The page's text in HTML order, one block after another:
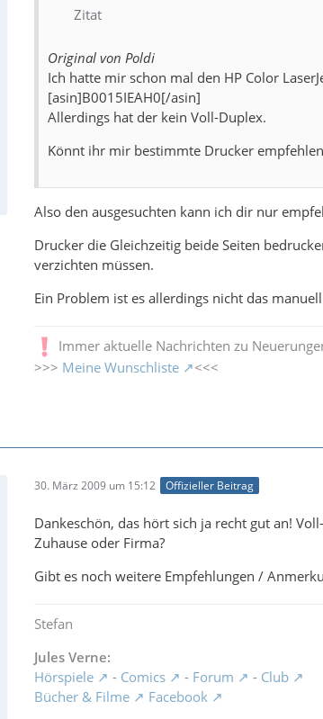
Zitat
Original von Poldi
Ich hatte mir schon mal den HP Color
[asin]B0015IEAH0[/asin]
Allerdings hat der kein Voll-Duplex.
Könnt ihr mir bestimmte Drucker
Also den ausgesuchten kann ich dir nur
Drucker die Gleichzeitig beide Seiten
verzichten müssen.
Ein Problem ist es allerdings nicht das
Immer aktuelle Nachrichten zu
>>> Meine Wunschliste <<<
30. März 2009 um 15:12 Offizieller Beitrag
Dankeschön, das hört sich ja recht gut an!
Zuhause oder Firma?
Gibt es noch weitere Empfehlungen /
Stefan
Jules Verne:
Hörspiele
- Comics - Forum - Club
Bücher & Filme
Facebook